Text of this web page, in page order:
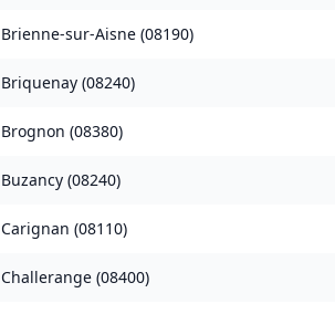
Brienne-sur-Aisne (08190)
Briquenay (08240)
Brognon (08380)
Buzancy (08240)
Carignan (08110)
Challerange (08400)